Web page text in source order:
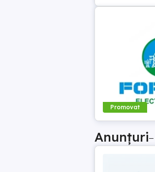
Promovat
Anunțuri–